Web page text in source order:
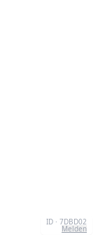
ID · 7DBD02
Melden